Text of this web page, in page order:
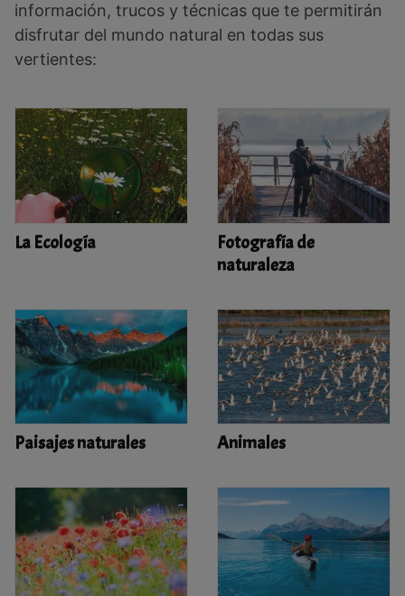
información, trucos y técnicas que te permitirán
disfrutar del mundo natural en todas sus
vertientes:
La Ecología
Fotografía de
naturaleza
Paisajes naturales Animales